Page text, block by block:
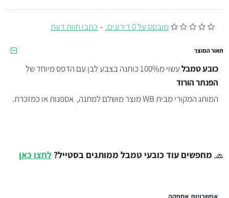
מובסס על 0 דירוגים. - כתבו חוות דעת
🧢 מחפשים עוד כובעי טמבל ממותגים בסטייל? לחצו כאן
תאור המוצר
כובע טמבלעשוי מ100% כותנה בצבע לבן עם הדפס מיוחד של
הפנתר הורוד
המותג המקורי מבית WB מוצר מושלם למתנה, אספנות או כמזכרת.